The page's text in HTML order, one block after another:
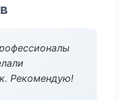
Рекомендую!